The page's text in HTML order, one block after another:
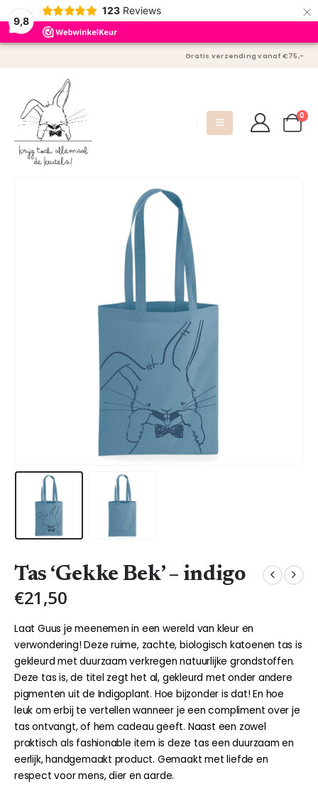
9,8
123 Reviews ×
Gratis verzending vanaf €75,-
0
Tas ‘Gekke Bek’ – indigo
€21,50
Laat Guus je meenemen in een wereld van kleur en
verwondering! Deze ruime, zachte, biologisch katoenen tas is
gekleurd met duurzaam verkregen natuurlijke grondstoffen.
Deze tas is, de titel zegt het al, gekleurd met onder andere
pigmenten uit de Indigoplant. Hoe bijzonder is dat! En hoe
leuk om erbij te vertellen wanneer je een compliment over je
tas ontvangt, of hem cadeau geeft. Naast een zowel
praktisch als fashionable item is deze tas een duurzaam en
eerlijk, handgemaakt product. Gemaakt met liefde en
respect voor mens, dier en aarde.